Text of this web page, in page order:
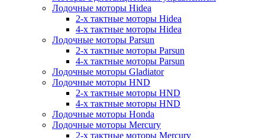
Лодочные моторы Hidea
2-х тактные моторы Hidea
4-х тактные моторы Hidea
Лодочные моторы Parsun
2-х тактные моторы Parsun
4-х тактные моторы Parsun
Лодочные моторы Gladiator
Лодочные моторы HND
2-х тактные моторы HND
4-х тактные моторы HND
Лодочные моторы Honda
Лодочные моторы Mercury
2-х тактные моторы Mercury